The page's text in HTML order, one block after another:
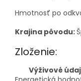
Hmotnosť po
Krajina pôvodu:
Zloženie:
Výživové